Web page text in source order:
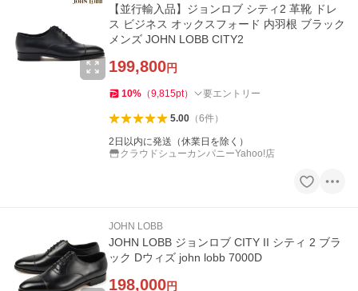
【並行輸入品】ジョンロブ シティ2 革靴 ドレ
ス ビジネス オックスフォード 内羽根 ブラック
メンズ JOHN LOBB CITY2
199,800円
10% （9,815pt） 要エントリー
5.00（6件）
2日以内に発送（休業日を除く）
クラウドシューカンパニーYahoo!店
JOHN LOBB
JOHN LOBB ジョンロブ CITY II シティ 2 ブラ
ック Dウィズ john lobb 7000D
198,000円